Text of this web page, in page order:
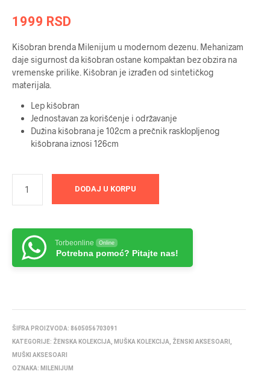
1999 RSD
Kišobran brenda Milenijum u modernom dezenu. Mehanizam
daje sigurnost da kišobran ostane kompaktan bez obzira na
vremenske prilike. Kišobran je izrađen od sintetičkog
materijala.
Lep kišobran
Jednostavan za korišćenje i održavanje
Dužina kišobrana je 102cm a prečnik rasklopljenog
kišobrana iznosi 126cm
DODAJ U KORPU
Torbeonline Online
Potrebna pomoć? Pitajte nas!
ŠIFRA PROIZVODA: 8605056703091
KATEGORIJE: ŽENSKA KOLEKCIJA MUŠKA KOLEKCIJA ŽENSKI AKSESOARI
MUŠKI AKSESOARI
OZNAKA: MILENIJUM